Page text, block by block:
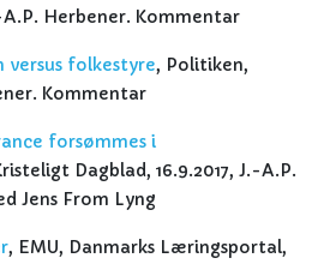
A.P. Herbener. Kommentar
versus folkestyre, Politiken,
Kommentar
forsømmes i
Dagblad, 16.9.2017, J.-A.P.
Jens From Lyng
, EMU, Danmarks Læringsportal,